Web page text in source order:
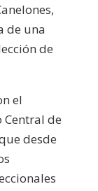
de una
de
el
de
desde